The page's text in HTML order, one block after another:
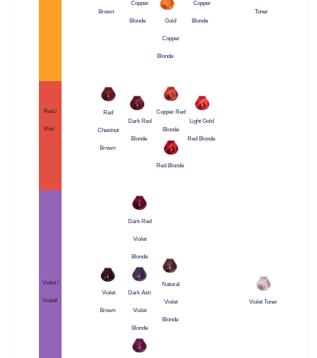
Brown
Copper
Blonde Gold
Copper
Blonde
Copper
Blonde
Toner
Red /
Röd
Red
Chestnut
Brown
Dark Red
Blonde
Copper Red
Blonde
Red Blonde
Light Gold
Red Blonde
Violet /
Violett
Violet
Brown
Dark Red
Violet
Blonde
Dark Ash
Violet
Blonde
Natural
Violet
Blonde
Violet Toner